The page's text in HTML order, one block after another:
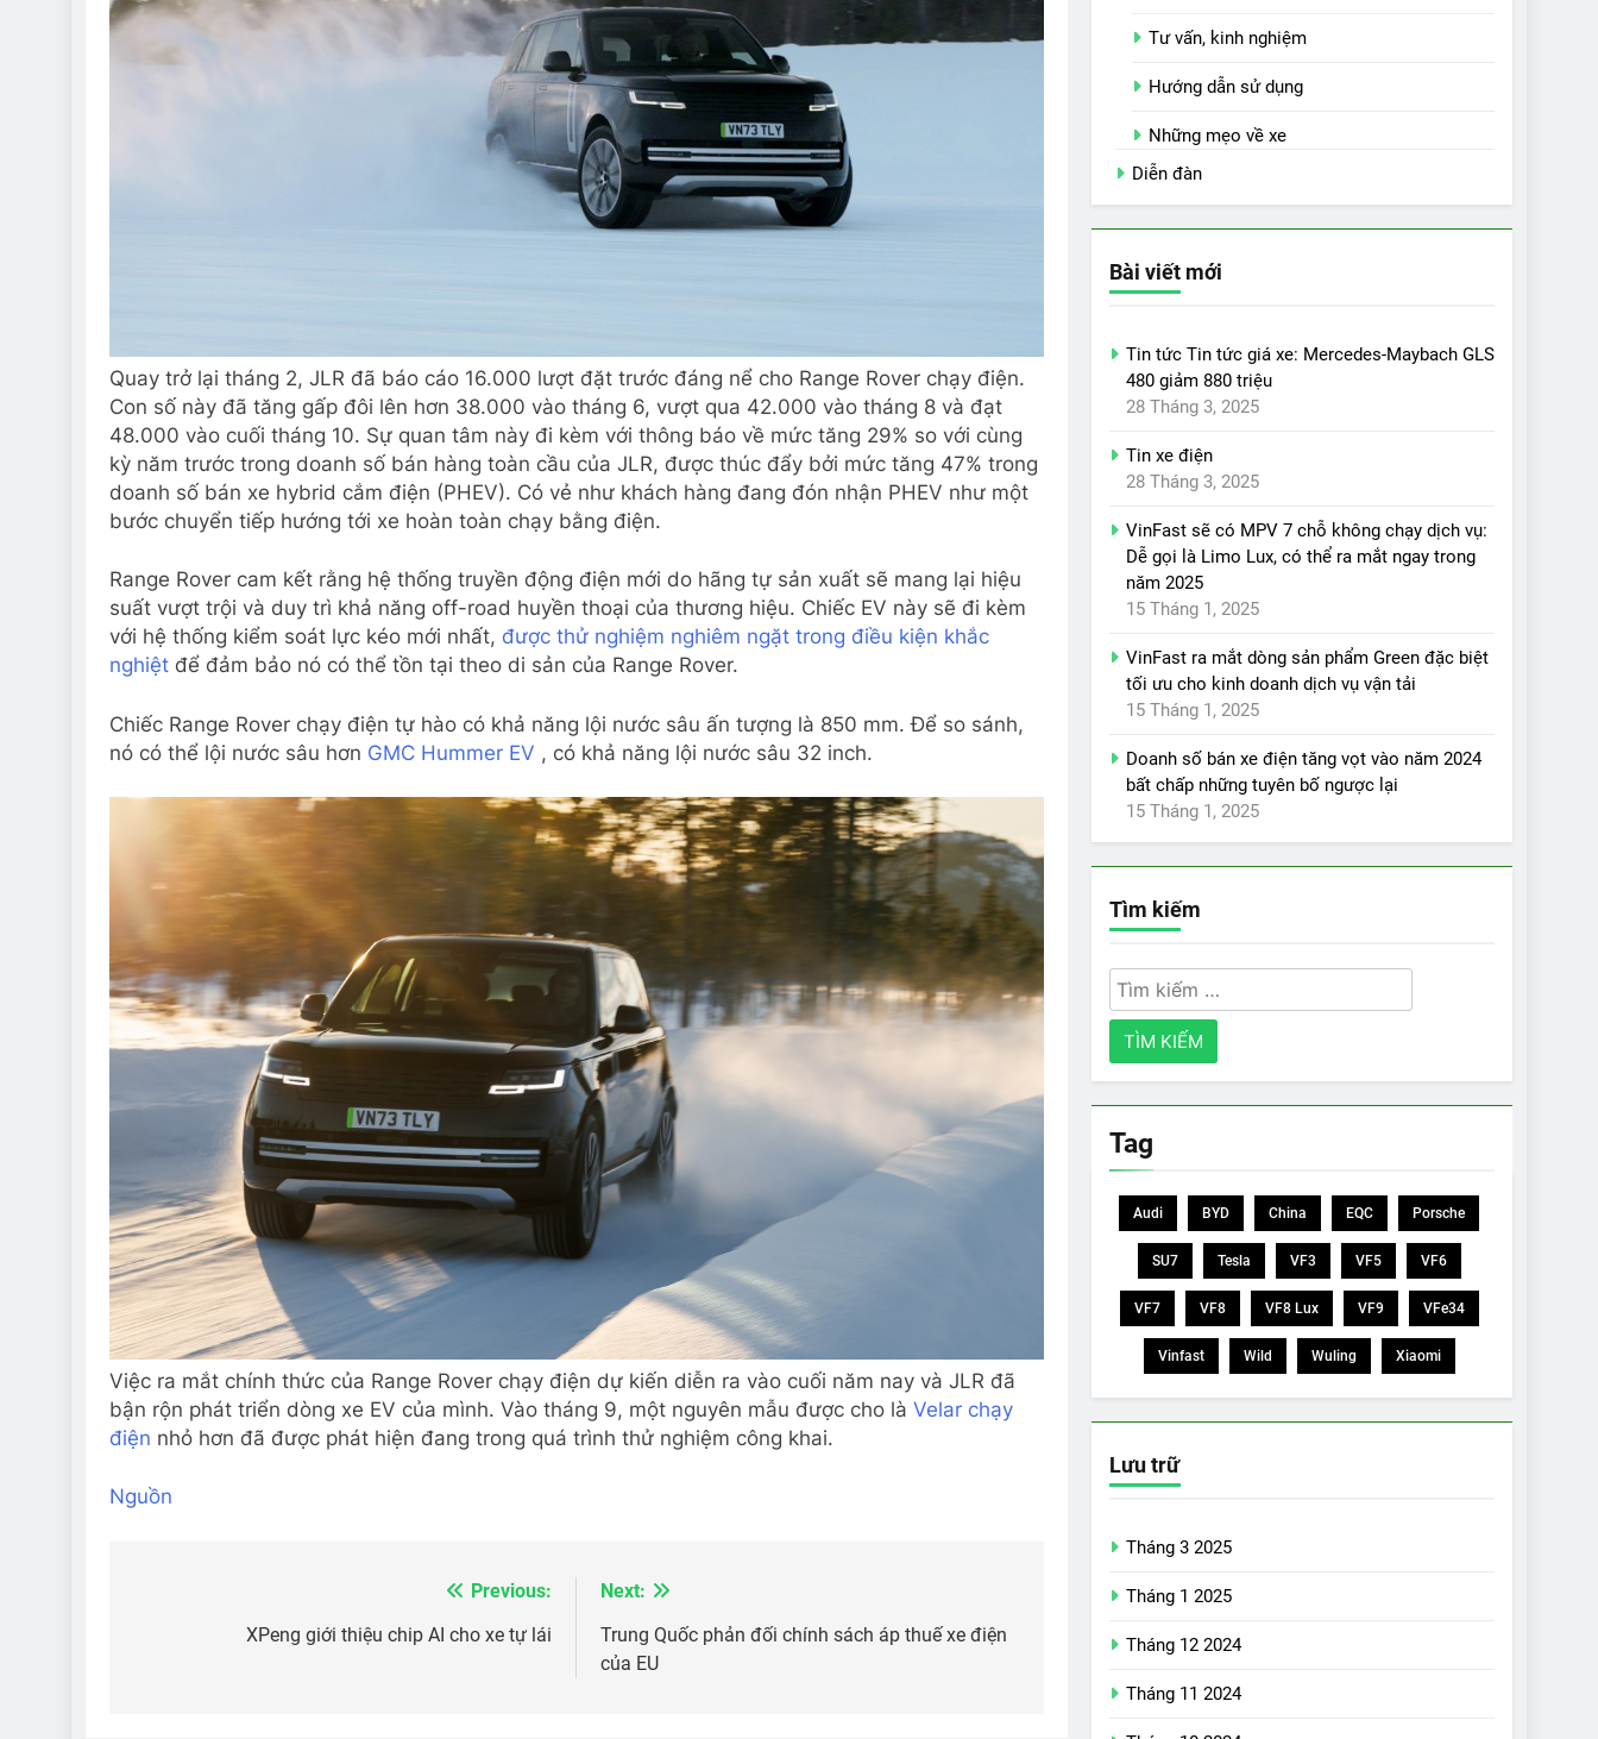
Quay trở lại tháng 2, JLR đã báo cáo 16.000 lượt đặt trước đáng nể cho Range Rover chạy điện.
Con số này đã tăng gấp đôi lên hơn 38.000 vào tháng 6, vượt qua 42.000 vào tháng 8 và đạt
48.000 vào cuối tháng 10. Sự quan tâm này đi kèm với thông báo về mức tăng 29% so với cùng
kỳ năm trước trong doanh số bán hàng toàn cầu của JLR, được thúc đẩy bởi mức tăng 47% trong
doanh số bán xe hybrid cắm điện (PHEV). Có vẻ như khách hàng đang đón nhận PHEV như một
bước chuyển tiếp hướng tới xe hoàn toàn chạy bằng điện.
Range Rover cam kết rằng hệ thống truyền động điện mới do hãng tự sản xuất sẽ mang lại hiệu
suất vượt trội và duy trì khả năng off-road huyền thoại của thương hiệu. Chiếc EV này sẽ đi kèm
với hệ thống kiểm soát lực kéo mới nhất, được thử nghiệm nghiêm ngặt trong điều kiện khắc
nghiệt để đảm bảo nó có thể tồn tại theo di sản của Range Rover.
Chiếc Range Rover chạy điện tự hào có khả năng lội nước sâu ấn tượng là 850 mm. Để so sánh,
nó có thể lội nước sâu hơn GMC Hummer EV , có khả năng lội nước sâu 32 inch.
Việc ra mắt chính thức của Range Rover chạy điện dự kiến ​​diễn ra vào cuối năm nay và JLR đã
bận rộn phát triển dòng xe EV của mình. Vào tháng 9, một nguyên mẫu được cho là Velar chạy
điện nhỏ hơn đã được phát hiện đang trong quá trình thử nghiệm công khai.
Nguồn
Previous:
XPeng giới thiệu chip AI cho xe tự lái
Next:
Trung Quốc phản đối chính sách áp thuế xe điện
của EU
Tư vấn, kinh nghiệm
Hướng dẫn sử dụng
Những mẹo về xe
Diễn đàn
Bài viết mới
Tin tức Tin tức giá xe: Mercedes-Maybach GLS
480 giảm 880 triệu
28 Tháng 3, 2025
Tin xe điện
28 Tháng 3, 2025
VinFast sẽ có MPV 7 chỗ không chạy dịch vụ:
Dễ gọi là Limo Lux, có thể ra mắt ngay trong
năm 2025
15 Tháng 1, 2025
VinFast ra mắt dòng sản phẩm Green đặc biệt
tối ưu cho kinh doanh dịch vụ vận tải
15 Tháng 1, 2025
Doanh số bán xe điện tăng vọt vào năm 2024
bất chấp những tuyên bố ngược lại
15 Tháng 1, 2025
Tìm kiếm
Tìm
kiếm
cho:
Tag
Audi BYD China EQC Porsche
SU7 Tesla VF3 VF5 VF6
VF7 VF8 VF8 Lux VF9 VFe34
Vinfast Wild Wuling Xiaomi
Lưu trữ
Tháng 3 2025
Tháng 1 2025
Tháng 12 2024
Tháng 11 2024